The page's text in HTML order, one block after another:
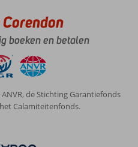
boeken en betalen
de Stichting Garantiefonds
Calamiteitenfonds.